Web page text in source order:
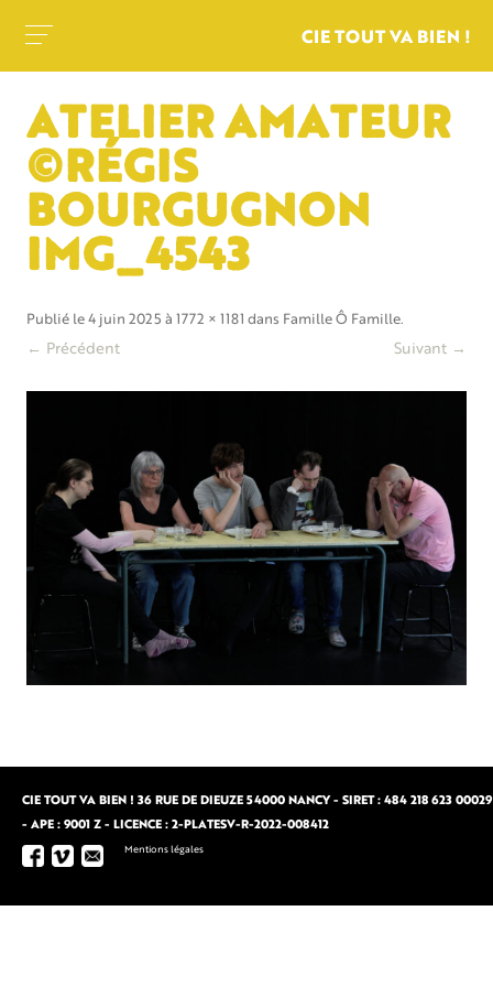
ATELIER AMATEUR
©RÉGIS
BOURGUGNON
IMG_4543
Publié le 4 juin 2025 à 1772 × 1181 dans Famille Ô Famille.
← Précédent Suivant →
CIE TOUT VA BIEN ! 36 RUE DE DIEUZE 54000 NANCY - SIRET : 484 218 623 00029
- APE : 9001 Z - LICENCE : 2-PLATESV-R-2022-008412
Mentions légales
CIE TOUT VA BIEN !